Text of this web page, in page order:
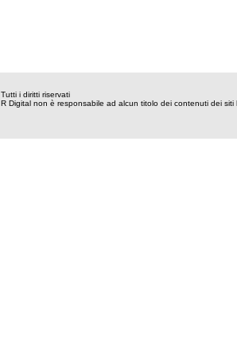
Tutti i diritti riservati
R Digital non è responsabile ad alcun titolo dei contenuti dei siti